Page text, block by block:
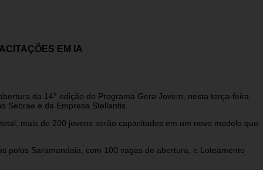
EM IA
da 14° edição do Programa Gera Jovem, nesta terça-feira
Sebrae e da Empresa Stellantis.
mais de 200 jovens serão capacitados em um novo modelo que
polos Saramandaia, com 100 vagas de abertura, e Loteamento